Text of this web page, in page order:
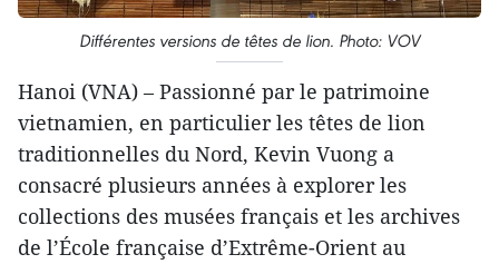
Différentes versions de têtes de lion. Photo: VOV
Hanoi (VNA) – Passionné par le patrimoine
vietnamien, en particulier les têtes de lion
traditionnelles du Nord, Kevin Vuong a
consacré plusieurs années à explorer les
collections des musées français et les archives
de l’École française d’Extrême-Orient au